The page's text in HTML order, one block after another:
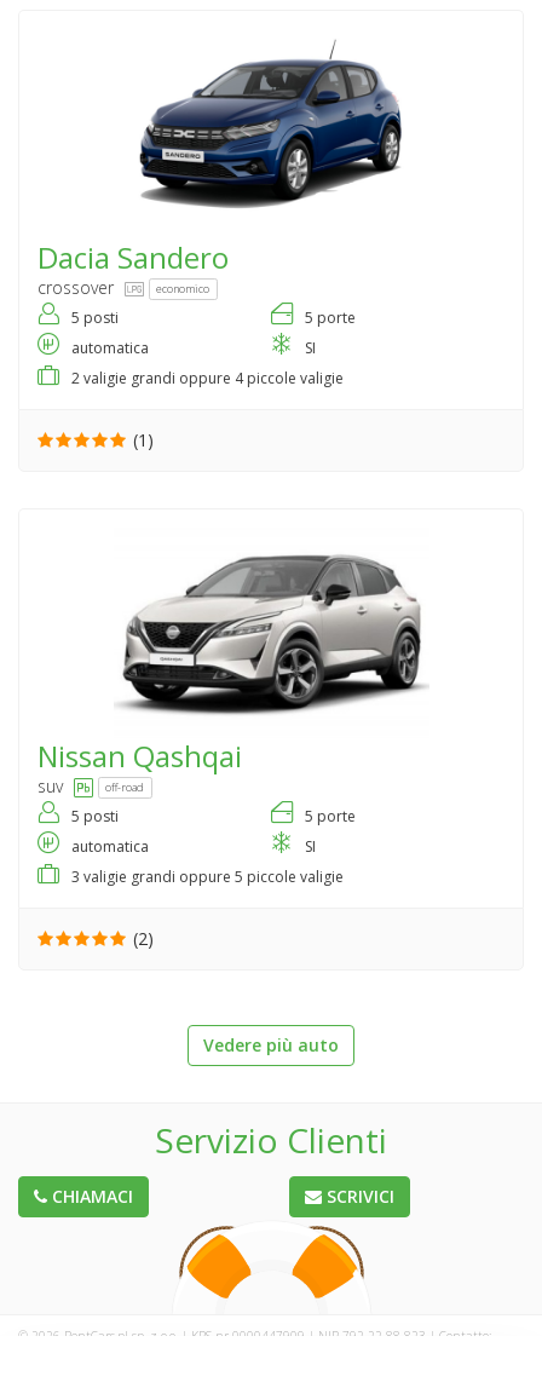
Dacia Sandero
crossover economico
5 posti
5 porte
automatica
SI
2 valigie grandi oppure 4 piccole valigie
(1)
Nissan Qashqai
suv off-road
5 posti
5 porte
automatica
SI
3 valigie grandi oppure 5 piccole valigie
(2)
Vedere più auto
Servizio Clienti
CHIAMACI SCRIVICI
© 2026 RentCars.pl sp. z o.o. | KRS nr 0000447909 | NIP 792-22-88-823 | Contatto: